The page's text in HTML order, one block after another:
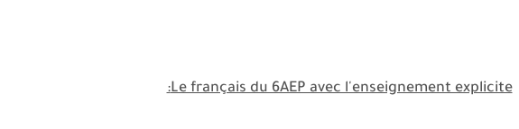
Le français du 6AEP avec l'enseignement explicite: